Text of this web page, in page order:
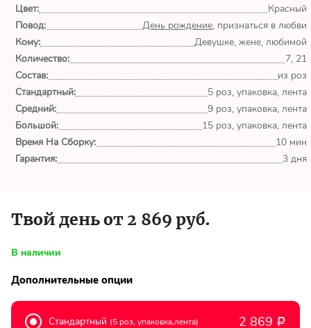
world.ru, очень рада что
выбрала Вас. Букет
изумительный!
Ульяна
Тымовское,
вовремя. Не подвели. Цветы
свежие. Спасибо.
Тымовское,
Цвет:
Красный
Повод:
День рождение, признаться в любви
Кому:
Девушке, жене, любимой
Количество:
7, 21
Состав:
из роз
Стандартный:
5 роз, упаковка, лента
Средний:
9 роз, упаковка, лента
Большой:
15 роз, упаковка, лента
Время На Сборку:
10 мин
Гарантия:
3 дня
Твой день от 2 869 руб.
В наличии
Дополнительные опции
Стандартный (5 роз, упаковка,лента) 2 869 Р